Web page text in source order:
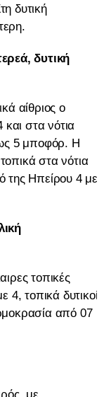
δυτική
δυτική
αίθριος ο
και στα νότια
5 μποφόρ. Η
στα νότια
της Ηπείρου 4 με
τοπικές
4, τοπικά δυτικοί
από 07